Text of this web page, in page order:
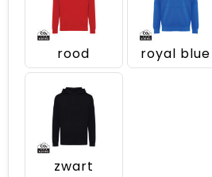
rood royal blue
zwart